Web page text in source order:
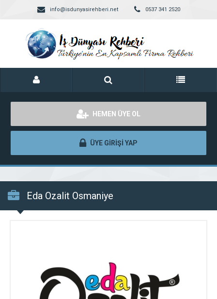
info@isdunyasirehberi.net 0537 341 2520
HEMEN ÜYE OL
ÜYE GİRİŞİ YAP
Eda Ozalit Osmaniye